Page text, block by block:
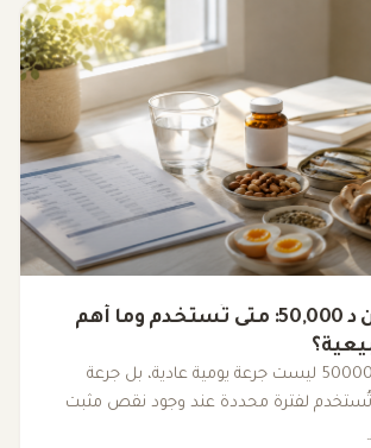
جرعة فيتامين د 50,000: متى تُستخدم وما أهم
جرعة فيتامين د 50000 ليست جرعة يومية عادية، بل جرعة
تُستخدم لفترة محددة عند وجود نقص مثبت
طبي. تعرف على طريقة استخدامها